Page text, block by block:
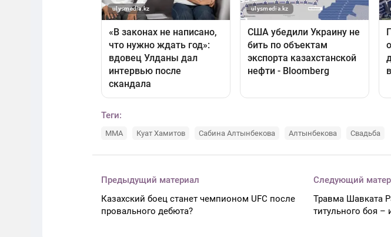
Теги:
MMA Куат Хамитов Сабина Алтынбекова Алтынбекова Свадьба
Предыдущий материал
Казахский боец станет чемпионом UFC после
провального дебюта?
Следующий
Травма Шавката
титульного боя –